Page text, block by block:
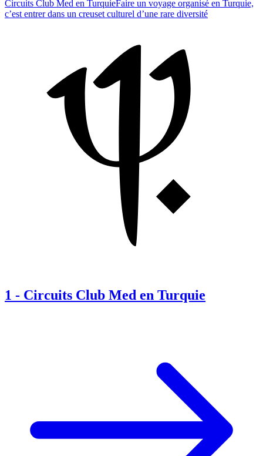
Circuits Club Med en TurquieFaire un voyage organisé en Turquie,
c’est entrer dans un creuset culturel d’une rare diversité
1 - Circuits Club Med en Turquie